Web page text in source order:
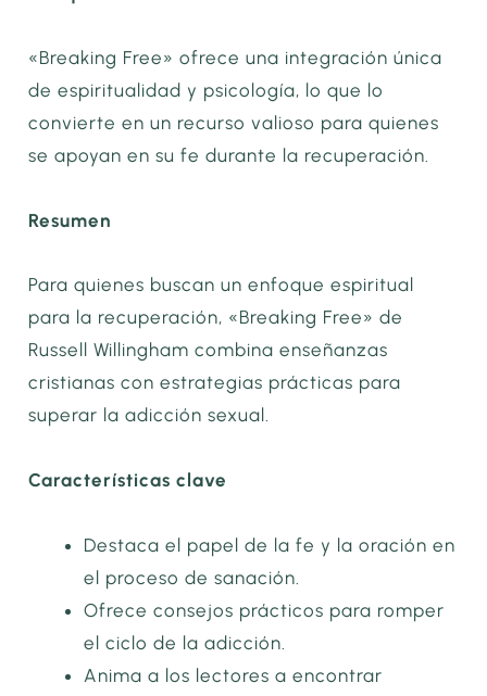
«Breaking Free» ofrece una integración única
de espiritualidad y psicología, lo que lo
convierte en un recurso valioso para quienes
se apoyan en su fe durante la recuperación.
Resumen
Para quienes buscan un enfoque espiritual
para la recuperación, «Breaking Free» de
Russell Willingham combina enseñanzas
cristianas con estrategias prácticas para
superar la adicción sexual.
Características clave
Destaca el papel de la fe y la oración en
el proceso de sanación.
Ofrece consejos prácticos para romper
el ciclo de la adicción.
Anima a los lectores a encontrar